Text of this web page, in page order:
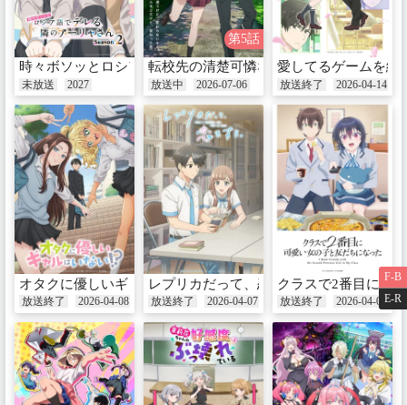
時々ボソッとロシア語でデレる隣のアーリャさん Season 2
未放送 2027
第5話
転校先の清楚可憐な美少女が、昔男子と
放送中 2026-07-06
愛してるゲームを終
放送終了 2026-04-14
オタクに優しいギャルはいない!?
放送終了 2026-04-08
レプリカだって、恋をする。
放送終了 2026-04-07
クラスで2番目に可
放送終了 2026-04-07
F-B
E-R